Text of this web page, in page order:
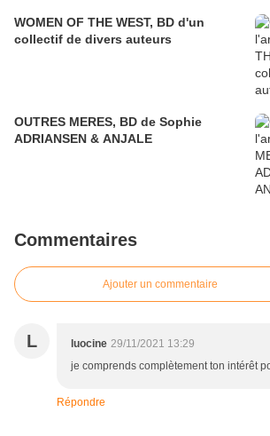
WOMEN OF THE WEST, BD d'un
collectif de divers auteurs
OUTRES MERES, BD de Sophie
ADRIANSEN & ANJALE
Commentaires
Ajouter un commentaire
L luocine 29/11/2021 13:29
je comprends complètement ton intérêt
Répondre